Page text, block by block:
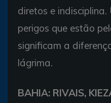
diretos e
perigos que estão
significam a
lágrima.
BAHIA: RIVAIS,